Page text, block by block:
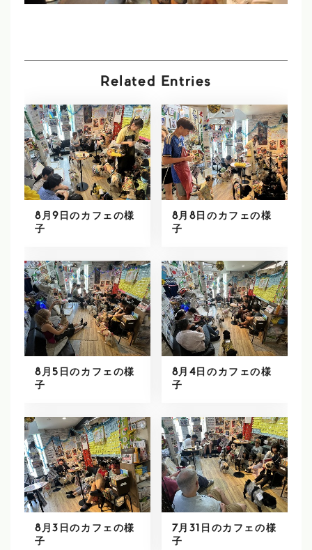
Related Entries
8月9日のカフェの様
子
8月8日のカフェの様
子
8月5日のカフェの様
子
8月4日のカフェの様
子
8月3日のカフェの様
子
7月31日のカフェの様
子